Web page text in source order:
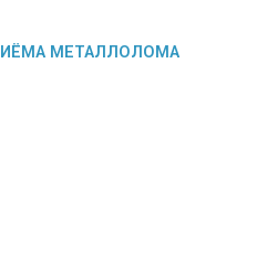
МЕТАЛЛОЛОМА